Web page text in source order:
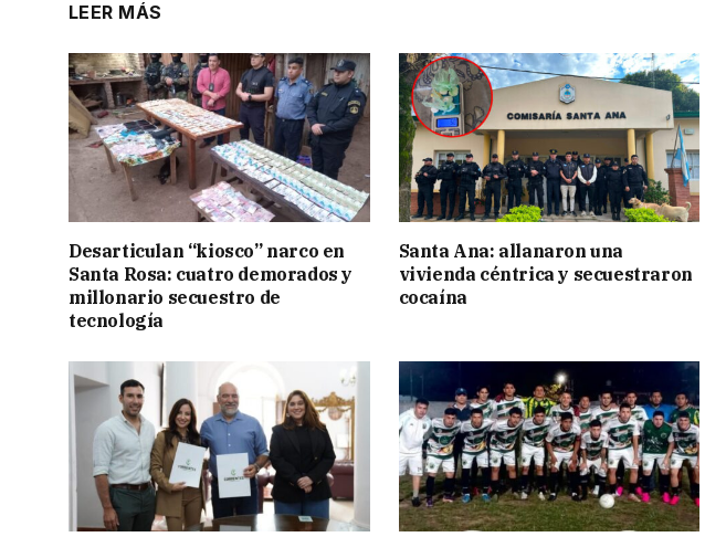
LEER MÁS
Desarticulan “kiosco” narco en
Santa Rosa: cuatro demorados y
millonario secuestro de
tecnología
Santa Ana: allanaron una
vivienda céntrica y secuestraron
cocaína